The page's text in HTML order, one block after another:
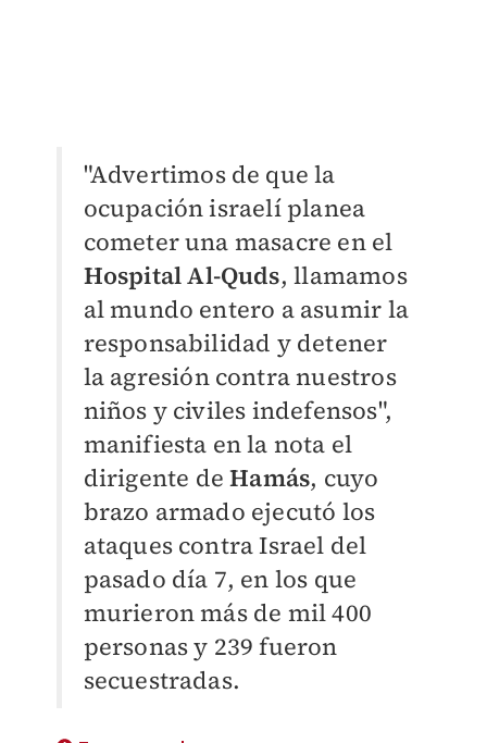
"Advertimos de que la
ocupación israelí planea
cometer una masacre en el
Hospital Al-Quds, llamamos
al mundo entero a asumir la
responsabilidad y detener
la agresión contra nuestros
niños y civiles indefensos",
manifiesta en la nota el
dirigente deHamás, cuyo
brazo armado ejecutó los
ataques contra Israel del
pasado día 7, en los que
murieron más de mil 400
personas y 239 fueron
secuestradas.